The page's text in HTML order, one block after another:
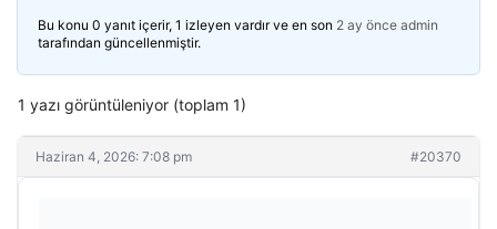
Bu konu 0 yanıt içerir, 1 izleyen vardır ve en son 2 ay önce admin
tarafından güncellenmiştir.
1 yazı görüntüleniyor (toplam 1)
Haziran 4, 2026: 7:08 pm #20370